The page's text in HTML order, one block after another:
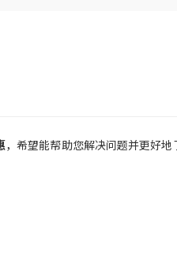
，希望能帮助您解决问题并更好